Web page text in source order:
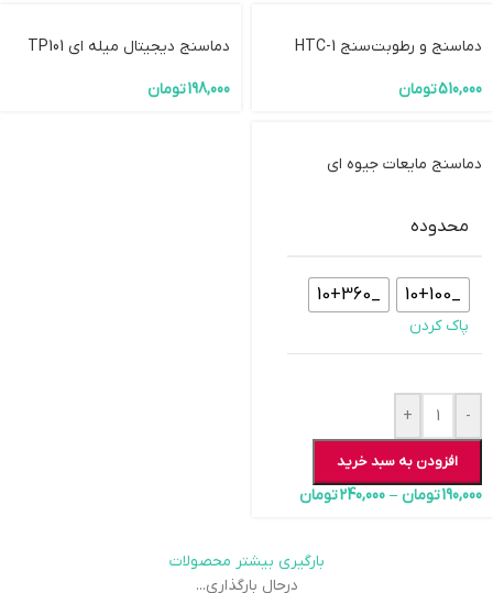
دماسنج و رطوبت‌سنج HTC-1
510,000تومان
دماسنج دیجیتال میله ای TP101
198,000تومان
دماسنج مایعات جیوه ای
محدوده
_10+100
_10+360
پاک کردن
-
+
افزودن به سبد خرید
190,000تومان –
240,000تومان
بارگیری بیشتر محصولات
درحال بارگذاری...